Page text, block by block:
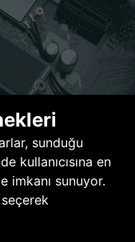
sunduğu
kullanıcısına en
imkanı sunuyor.
seçerek